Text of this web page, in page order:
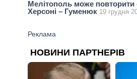
Мелітополь може повторити
Херсоні – Гуменюк 19 грудня